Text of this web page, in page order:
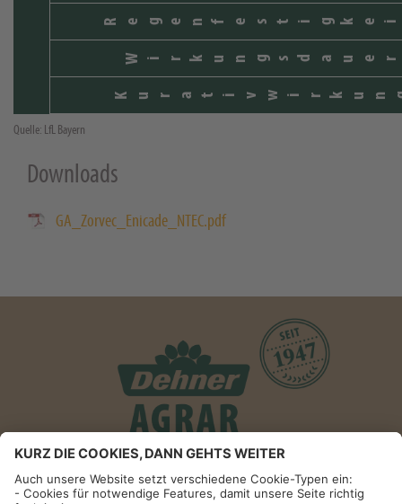
Wirkungsdauer
Quelle: LfL Bayern
Downloads
GA_Zorvec_Enicade_NTEC.pdf